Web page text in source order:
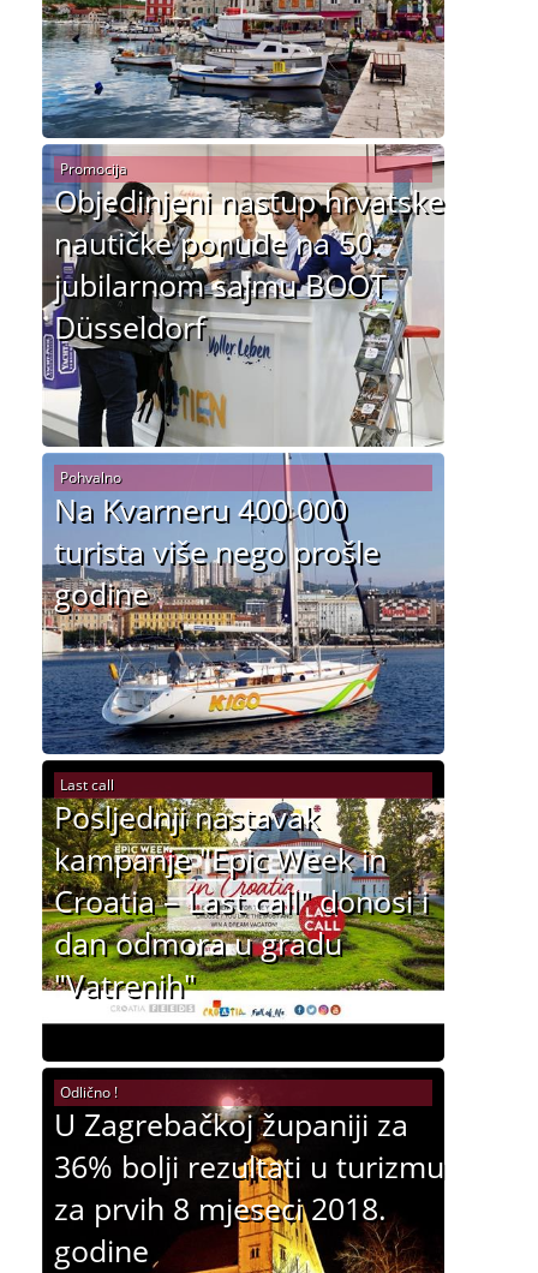
Objedinjeni nastup hrvatske
nautičke ponude na 50.
jubilarnom sajmu BOOT
Düsseldorf
Promocija
Na Kvarneru 400 000
turista više nego prošle
godine
Pohvalno
Posljednji nastavak
kampanje "Epic Week in
Croatia – Last call" donosi i
dan odmora u gradu
"Vatrenih"
Last call
U Zagrebačkoj županiji za
36% bolji rezultati u turizmu
za prvih 8 mjeseci 2018.
godine
Odlično !